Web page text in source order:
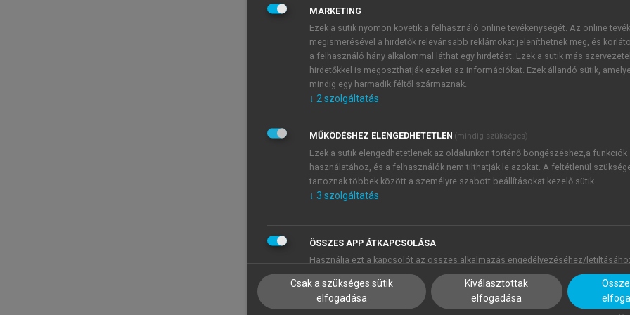
MARKETING
Ezek a sütik nyomon követik a felhasználó online tevékenységét. Az online
megismerésével a hirdetők relevánsabb reklámokat jeleníthetnek meg, és
a felhasználó hány alkalommal láthat egy hirdetést. Ezek a sütik más
hirdetőkkel is megoszthatják ezeket az információkat. Ezek állandó sütik,
mindig egy harmadik féltől származnak.
↓ 2szolgáltatás
MŰKÖDÉSHEZ ELENGEDHETETLEN (mindig szükséges)
Ezek a sütik elengedhetetlenek az oldalunkon történő böngészéshez,a funkciók
használatához, és a felhasználók nem tilthatják le azokat. A feltétlenül
tartoznak többek között a személyre szabott beállításokat kezelő sütik.
↓ 3 szolgáltatás
ÖSSZES APP ÁTKAPCSOLÁSA
Használja ezt a kapcsolót az összes alkalmazás engedélyezéséhez/
Csak a szükséges sütik
elfogadása
Kiválasztottak
elfogadása